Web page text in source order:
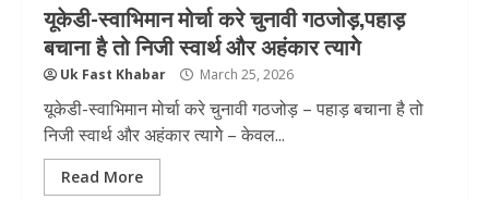
यूकेडी-स्वाभिमान मोर्चा करे चुनावी गठजोड़,पहाड़
बचाना है तो निजी स्वार्थ और अहंकार त्यागेे
Uk Fast Khabar March 25, 2026
यूकेडी-स्वाभिमान मोर्चा करे चुनावी गठजोड़ – पहाड़ बचाना है तो
निजी स्वार्थ और अहंकार त्यागेे – केवल...
Read More